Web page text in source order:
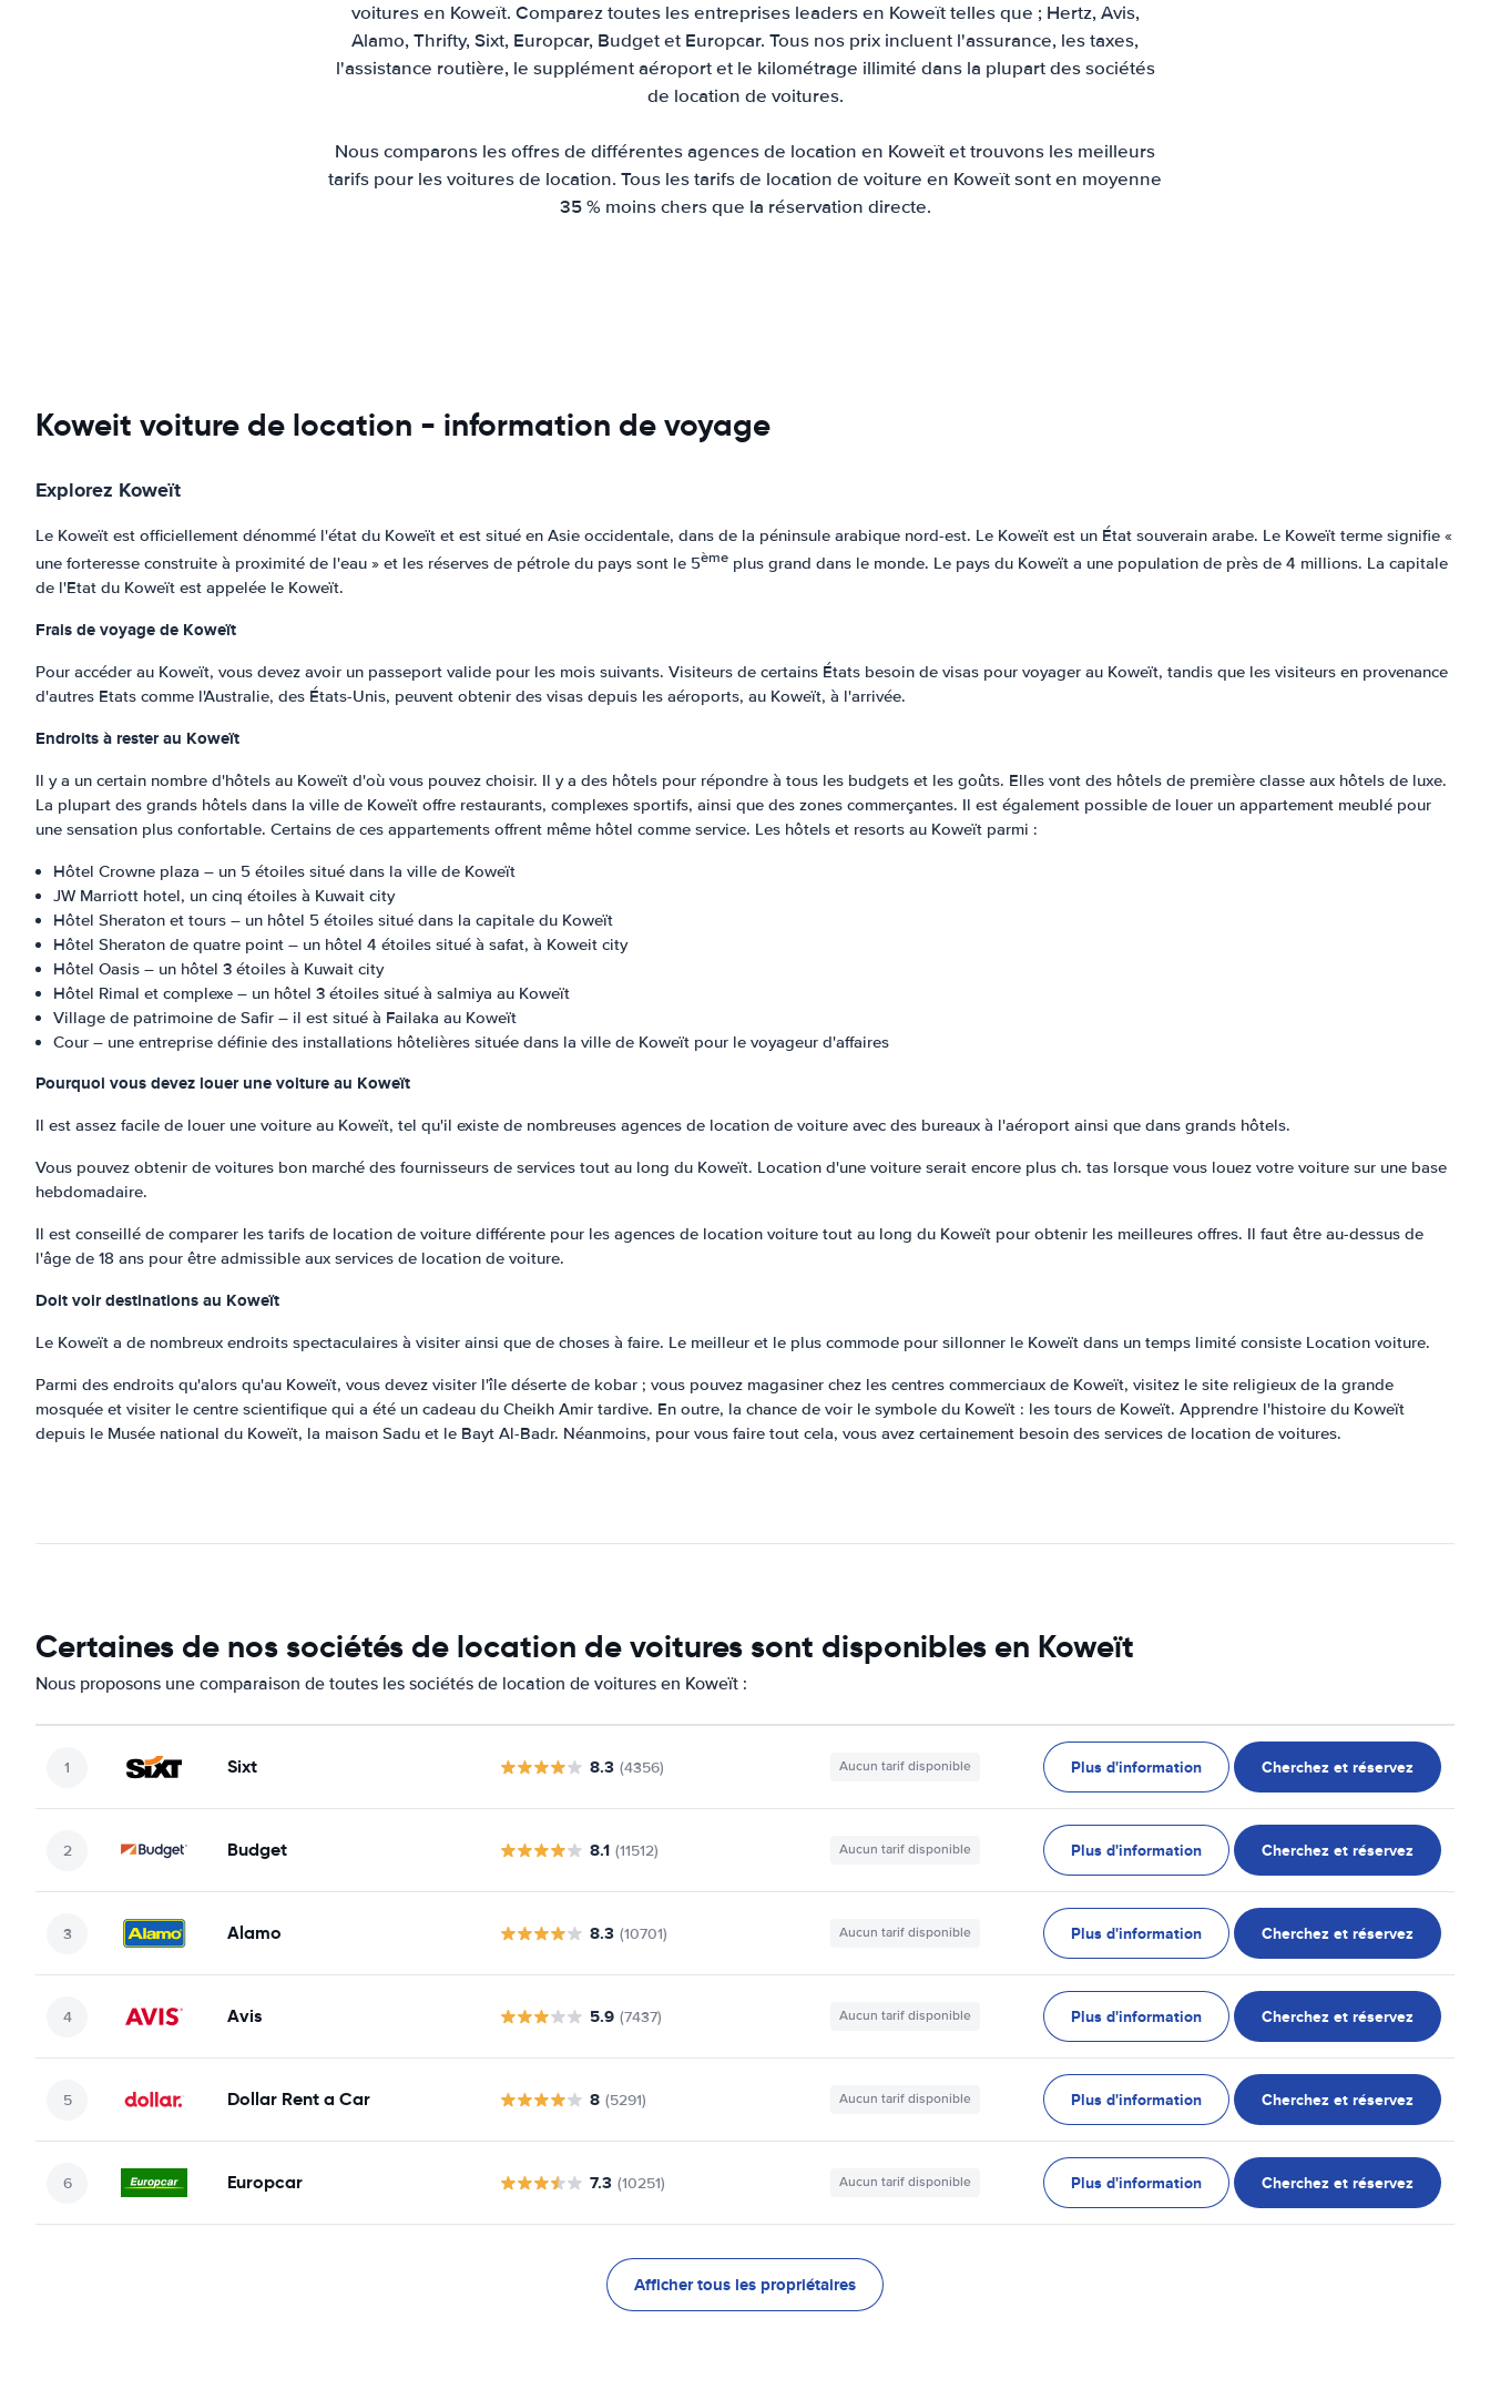
voitures en Koweït. Comparez toutes les entreprises leaders en Koweït telles que ; Hertz, Avis,
Alamo, Thrifty, Sixt, Europcar, Budget et Europcar. Tous nos prix incluent l'assurance, les taxes,
l'assistance routière, le supplément aéroport et le kilométrage illimité dans la plupart des sociétés
de location de voitures.
Nous comparons les offres de différentes agences de location en Koweït et trouvons les meilleurs
tarifs pour les voitures de location. Tous les tarifs de location de voiture en Koweït sont en moyenne
35 % moins chers que la réservation directe.
Koweit voiture de location - information de voyage
Explorez Koweït
Le Koweït est officiellement dénommé l'état du Koweït et est situé en Asie occidentale, dans de la péninsule arabique nord-est. Le Koweït est un État souverain arabe. Le Koweït terme signifie «
une forteresse construite à proximité de l'eau » et les réserves de pétrole du pays sont le 5ème plus grand dans le monde. Le pays du Koweït a une population de près de 4 millions. La capitale
de l'Etat du Koweït est appelée le Koweït.
Frais de voyage de Koweït
Pour accéder au Koweït, vous devez avoir un passeport valide pour les mois suivants. Visiteurs de certains États besoin de visas pour voyager au Koweït, tandis que les visiteurs en provenance
d'autres Etats comme l'Australie, des États-Unis, peuvent obtenir des visas depuis les aéroports, au Koweït, à l'arrivée.
Endroits à rester au Koweït
Il y a un certain nombre d'hôtels au Koweït d'où vous pouvez choisir. Il y a des hôtels pour répondre à tous les budgets et les goûts. Elles vont des hôtels de première classe aux hôtels de luxe.
La plupart des grands hôtels dans la ville de Koweït offre restaurants, complexes sportifs, ainsi que des zones commerçantes. Il est également possible de louer un appartement meublé pour
une sensation plus confortable. Certains de ces appartements offrent même hôtel comme service. Les hôtels et resorts au Koweït parmi :
Hôtel Crowne plaza – un 5 étoiles situé dans la ville de Koweït
JW Marriott hotel, un cinq étoiles à Kuwait city
Hôtel Sheraton et tours – un hôtel 5 étoiles situé dans la capitale du Koweït
Hôtel Sheraton de quatre point – un hôtel 4 étoiles situé à safat, à Koweit city
Hôtel Oasis – un hôtel 3 étoiles à Kuwait city
Hôtel Rimal et complexe – un hôtel 3 étoiles situé à salmiya au Koweït
Village de patrimoine de Safir – il est situé à Failaka au Koweït
Cour – une entreprise définie des installations hôtelières située dans la ville de Koweït pour le voyageur d'affaires
Pourquoi vous devez louer une voiture au Koweït
Il est assez facile de louer une voiture au Koweït, tel qu'il existe de nombreuses agences de location de voiture avec des bureaux à l'aéroport ainsi que dans grands hôtels.
Vous pouvez obtenir de voitures bon marché des fournisseurs de services tout au long du Koweït. Location d'une voiture serait encore plus ch. tas lorsque vous louez votre voiture sur une base
hebdomadaire.
Il est conseillé de comparer les tarifs de location de voiture différente pour les agences de location voiture tout au long du Koweït pour obtenir les meilleures offres. Il faut être au-dessus de
l'âge de 18 ans pour être admissible aux services de location de voiture.
Doit voir destinations au Koweït
Le Koweït a de nombreux endroits spectaculaires à visiter ainsi que de choses à faire. Le meilleur et le plus commode pour sillonner le Koweït dans un temps limité consiste Location voiture.
Parmi des endroits qu'alors qu'au Koweït, vous devez visiter l'île déserte de kobar ; vous pouvez magasiner chez les centres commerciaux de Koweït, visitez le site religieux de la grande
mosquée et visiter le centre scientifique qui a été un cadeau du Cheikh Amir tardive. En outre, la chance de voir le symbole du Koweït : les tours de Koweït. Apprendre l'histoire du Koweït
depuis le Musée national du Koweït, la maison Sadu et le Bayt Al-Badr. Néanmoins, pour vous faire tout cela, vous avez certainement besoin des services de location de voitures.
Certaines de nos sociétés de location de voitures sont disponibles en Koweït
Nous proposons une comparaison de toutes les sociétés de location de voitures en Koweït :
Sixt 8.3 (4356) Aucun tarif disponible Plus d'information Cherchez et réservez
Budget 8.1 (11512) Aucun tarif disponible Plus d'information Cherchez et réservez
Alamo 8.3 (10701) Aucun tarif disponible Plus d'information Cherchez et réservez
Avis 5.9 (7437) Aucun tarif disponible Plus d'information Cherchez et réservez
Dollar Rent a Car 8 (5291) Aucun tarif disponible Plus d'information Cherchez et réservez
Europcar 7.3 (10251) Aucun tarif disponible Plus d'information Cherchez et réservez
Afficher tous les propriétaires